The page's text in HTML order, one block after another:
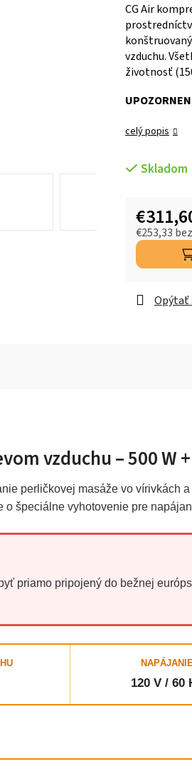
CG Air
vzduchu.
životnosť
celý popis
Skladom
€253,33
Opýtať
vzduchu – 500 W +
perličkovej masáže vo vírivkách
o špeciálne vyhotovenie pre
priamo pripojený do bežnej
NAPÁJANIE
120 V / 60